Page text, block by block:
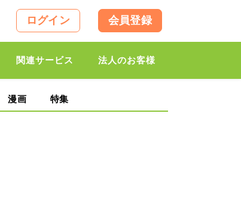
ログイン 会員登録
関連サービス 法人のお客様
漫画 特集